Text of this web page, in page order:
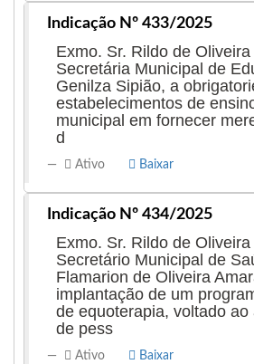
Indicação Nº 433/2025
Exmo. Sr. Rildo de
Secretária Municipal de
Genilza Sipião, a
estabelecimentos de
municipal em fornecer
d
Ativo Baixar
Indicação Nº 434/2025
Exmo. Sr. Rildo de
Secretário Municipal de
Flamarion de Oliveira
implantação de um
de equoterapia, voltado ao
de pess
Ativo Baixar